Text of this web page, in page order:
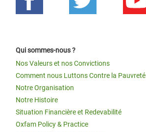
Qui sommes-nous ?
Nos Valeurs et nos Convictions
Comment nous Luttons Contre la Pauvreté
Notre Organisation
Notre Histoire
Situation Financière et Redevabilité
Oxfam Policy & Practice